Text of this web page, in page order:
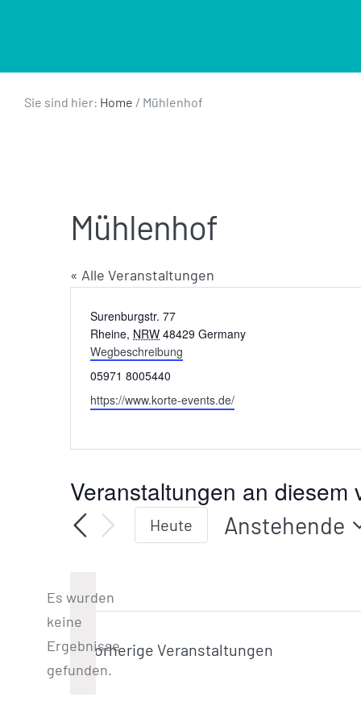
Sie sind hier: Home / Mühlenhof
Mühlenhof
« Alle Veranstaltungen
Adresse
Surenburgstr. 77
Rheine, NRW 48429 Germany
Wegbeschreibung
Telefon
05971 8005440
Webseite
https://www.korte-events.de/
Veranstaltungen an diesem
Hinweis
Es wurden
keine
Ergebnisse
gefunden.
Heute
Anstehende
Vorherige Veranstaltungen